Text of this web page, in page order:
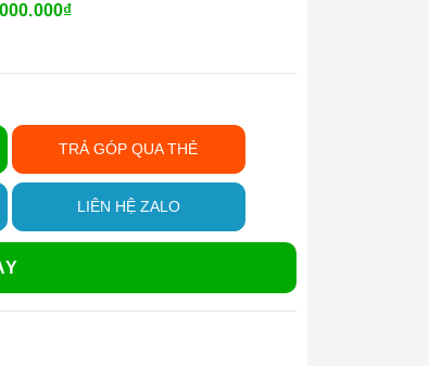
TRẢ GÓP QUA THẺ
LIÊN HỆ ZALO